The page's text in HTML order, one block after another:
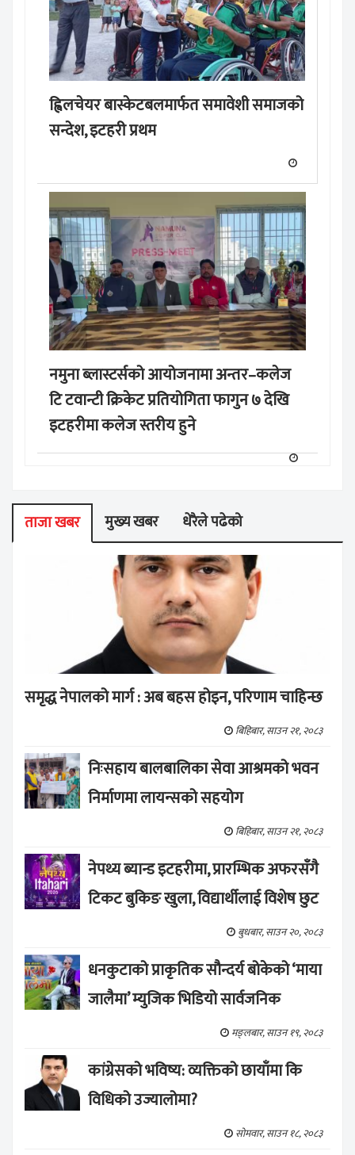
ह्विलचेयर बास्केटबलमार्फत समावेशी समाजको
सन्देश, इटहरी प्रथम
नमुना ब्लास्टर्सको आयोजनामा अन्तर–कलेज
टि टवान्टी क्रिकेट प्रतियोगिता फागुन ७ देखि
इटहरीमा कलेज स्तरीय हुने
ताजा खबर मुख्य खबर धेरैले पढेको
समृद्ध नेपालको मार्ग : अब बहस होइन, परिणाम चाहिन्छ
बिहिबार, साउन २१, २०८३
निःसहाय बालबालिका सेवा आश्रमको भवन
निर्माणमा लायन्सको सहयोग
बिहिबार, साउन २१, २०८३
नेपथ्य ब्यान्ड इटहरीमा, प्रारम्भिक अफरसँगै
टिकट बुकिङ खुला, विद्यार्थीलाई विशेष छुट
बुधबार, साउन २०, २०८३
धनकुटाको प्राकृतिक सौन्दर्य बोकेको ‘माया
जालैमा’ म्युजिक भिडियो सार्वजनिक
मङ्लबार, साउन १९, २०८३
कांग्रेसको भविष्य: व्यक्तिको छायाँमा कि
विधिको उज्यालोमा?
सोमवार, साउन १८, २०८३